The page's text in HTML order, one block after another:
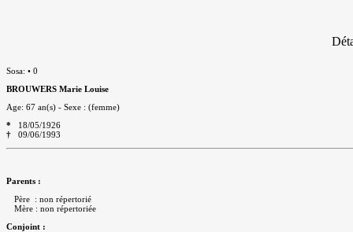
Sosa: • 0
BROUWERS Marie Louise
Age: 67 an(s) - Sexe : (femme)
* 18/05/1926
† 09/06/1993
Parents :
Père : non répertorié
Mère : non répertoriée
Conjoint :